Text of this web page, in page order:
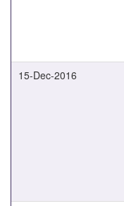
15-Dec-2016